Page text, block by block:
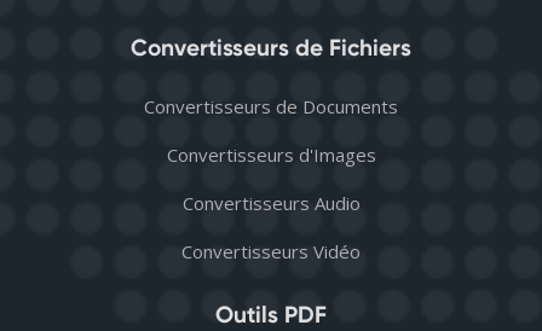
Convertisseurs de Fichiers
Convertisseurs de Documents
Convertisseurs d'Images
Convertisseurs Audio
Convertisseurs Vidéo
Outils PDF